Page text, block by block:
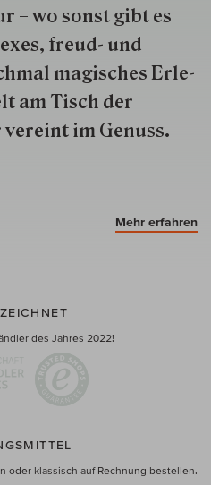
– wo sonst gibt es
freud- und
ma­gisch­es Er­le­
am Tisch der
im Genuss.
Mehr erfahren
des Jahres 2022!
oder klassisch auf Rechnung bestellen.